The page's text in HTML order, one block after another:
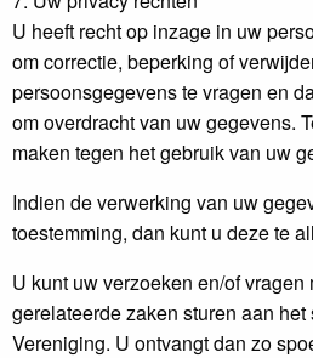
U heeft recht op inzage in uw
om correctie, beperking of
persoonsgegevens te vragen en
om overdracht van uw gegevens.
maken tegen het gebruik van uw
Indien de verwerking van uw
toestemming, dan kunt u deze te
U kunt uw verzoeken en/of vragen
gerelateerde zaken sturen aan
Vereniging. U ontvangt dan zo